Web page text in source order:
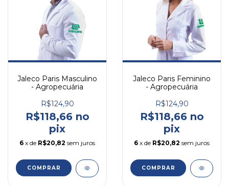
Jaleco Paris Masculino
- Agropecuária
R$124,90
R$118,66 no
pix
6 x de R$20,82 sem juros
COMPRAR
Jaleco Paris Feminino
- Agropecuária
R$124,90
R$118,66 no
pix
6 x de R$20,82 sem juros
COMPRAR